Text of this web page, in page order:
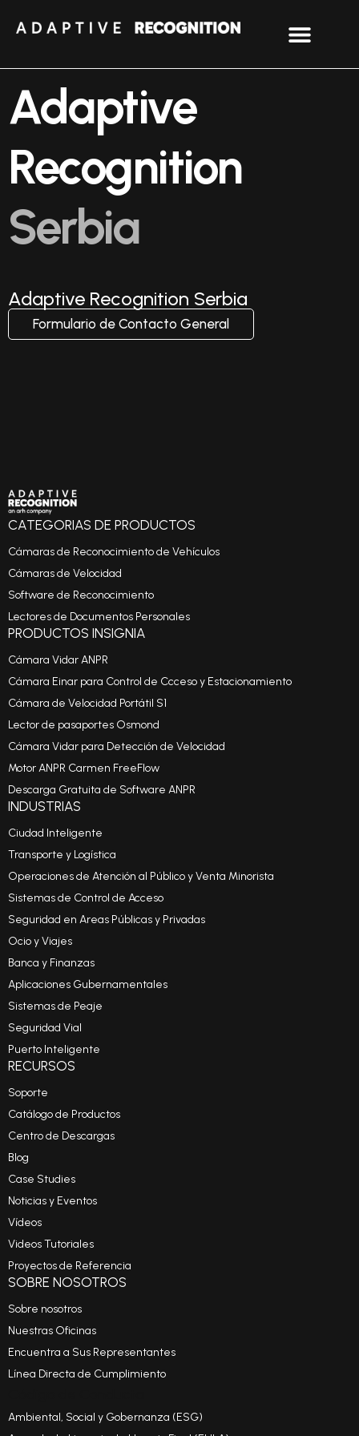
Adaptive
Recognition
Serbia
Adaptive Recognition Serbia
Formulario de Contacto General
CATEGORIAS DE PRODUCTOS
Cámaras de Reconocimiento de Vehículos
Cámaras de Velocidad
Software de Reconocimiento
Lectores de Documentos Personales
PRODUCTOS INSIGNIA
Cámara Vidar ANPR
Cámara Einar para Control de Ccceso y Estacionamiento
Cámara de Velocidad Portátil S1
Lector de pasaportes Osmond
Cámara Vidar para Detección de Velocidad
Motor ANPR Carmen FreeFlow
Descarga Gratuita de Software ANPR
INDUSTRIAS
Ciudad Inteligente
Transporte y Logística
Operaciones de Atención al Público y Venta Minorista
Sistemas de Control de Acceso
Seguridad en Areas Públicas y Privadas
Ocio y Viajes
Banca y Finanzas
Aplicaciones Gubernamentales
Sistemas de Peaje
Seguridad Vial
Puerto Inteligente
RECURSOS
Soporte
Catálogo de Productos
Centro de Descargas
Blog
Case Studies
Noticias y Eventos
Vídeos
Videos Tutoriales
Proyectos de Referencia
SOBRE NOSOTROS
Sobre nosotros
Nuestras Oficinas
Encuentra a Sus Representantes
Línea Directa de Cumplimiento
Ambiental, Social y Gobernanza (ESG)